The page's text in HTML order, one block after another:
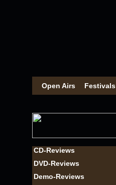
Open Airs Festivals
CD-Reviews
DVD-Reviews
Demo-Reviews